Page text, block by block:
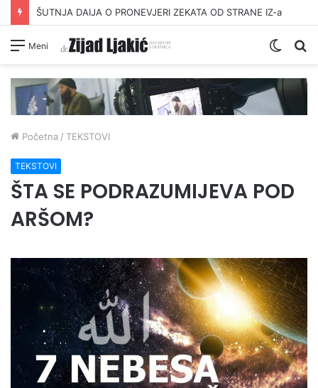
ŠUTNJA DAIJA O PRONEVJERI ZEKATA OD STRANE IZ-a
Meni
Switch
Početna / TEKSTOVI
TEKSTOVI
ŠTA SE PODRAZUMIJEVA POD
ARŠOM?